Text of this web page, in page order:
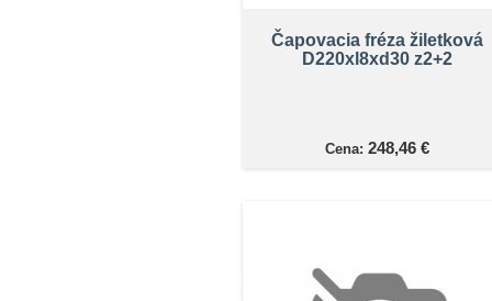
Čapovacia fréza žiletková
D220xl8xd30 z2+2
Cena: 248,46 €